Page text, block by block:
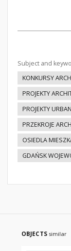
Subject and
KONKURSY
PROJEKTY
PROJEKTY
PRZEKROJE
OSIEDLA
GDAŃSK
OBJECTS similar